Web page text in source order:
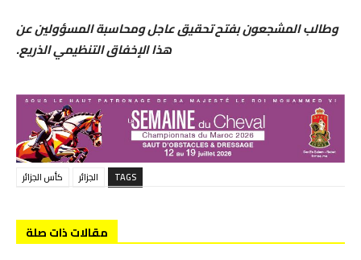
وطالب المشجعون بفتح تحقيق عاجل ومحاسبة المسؤولين عن
هذا الإخفاق التنظيمي الذريع.
TAGS الجزائر كأس الجزائر
مقالات ذات صلة